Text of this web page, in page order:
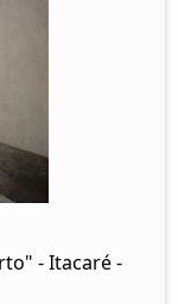
- Itacaré -